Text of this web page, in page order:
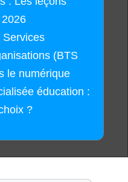
Services
(BTS
le numérique
éducation :
?